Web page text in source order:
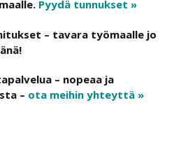
Pyydä tunnukset »
– tavara työmaalle jo
– nopeaa ja
– ota meihin yhteyttä »